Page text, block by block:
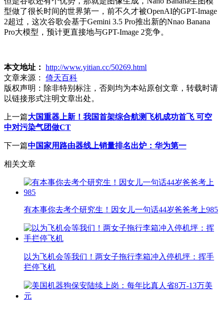
型做了很长时间的世界第一，前不久才被OpenAI的GPT-Image
2超过，这次谷歌会基于Gemini 3.5 Pro推出新的Nnao Banana
Pro大模型，预计更直接地与GPT-Image 2竞争。
本文地址： http://www.yitian.cc/50269.html
文章来源：
倚天百科
版权声明： 除非特别标注，否则均为本站原创文章，转载时请
以链接形式注明文章出处。
上一篇大国重器上新！我国首架综合航测飞机成功首飞 可空
中对污染气团做CT
下一篇中国家用路由器线上销量排名出炉：华为第一
相关文章
有本事你去考个研究生！因女儿一句话44岁爸爸考上985
以为飞机会等我们！两女子拖行李箱冲入停机坪：挥手
拦停飞机